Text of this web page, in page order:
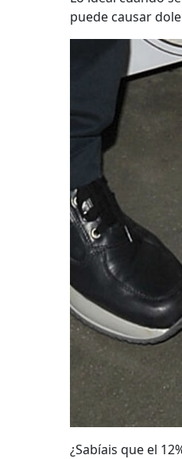
puede causar
¿Sabíais que el